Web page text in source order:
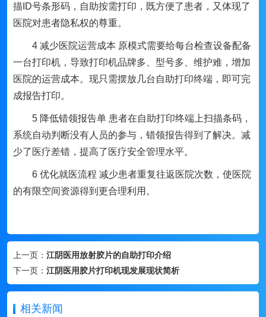
描ID号条形码，自助按需打印，既方便了患者，又体现了
医院对患者隐私权的尊重。
4 减少医院运营成本 原模式需要给每台检查设备配备
一台打印机，导致打印机品牌多、型号多、维护难，增加
医院的运营成本。现只需摆放几台自助打印终端，即可完
成报告打印。
5 降低错领报告单 患者在自助打印终端上扫描条码，
系统自动判断没有人员的参与，错领报告得到了解决。减
少了医疗差错，提高了医疗安全管理水平。
6 优化就医流程 减少患者重复往返医院次数，使医院
的有限空间资源得到更合理利用。
上一页： 江阴医用放射胶片的自助打印介绍
下一页： 江阴医用胶片打印机现发展现状简析
相关新闻